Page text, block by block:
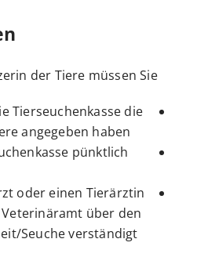
der Tiere müssen Sie
Tierseuchenkasse die
angegeben haben,
pünktlich
oder einen Tierärztin
über den
Seuche verständigt